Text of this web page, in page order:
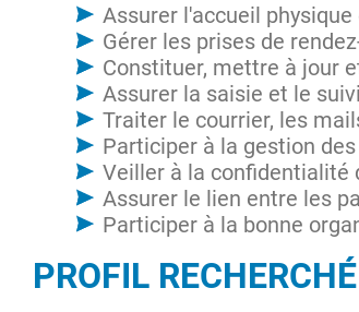
Assurer l'accueil
Gérer les prises de
Constituer, mettre à jour
Assurer la saisie et le
Traiter le courrier, les
Participer à la gestion
Veiller à la confidentialité
Assurer le lien entre les
Participer à la bonne
PROFIL RECHERCHÉ